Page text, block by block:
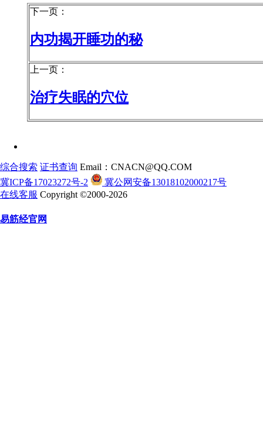
下一页：
内功揭开睡功的秘
上一页：
治疗失眠的穴位
综合搜索 证书查询 Email：CNACN@QQ.COM
冀ICP备17023272号-2
冀公网安备13018102000217号
在线客服 Copyright ©2000-2026
易筋经官网